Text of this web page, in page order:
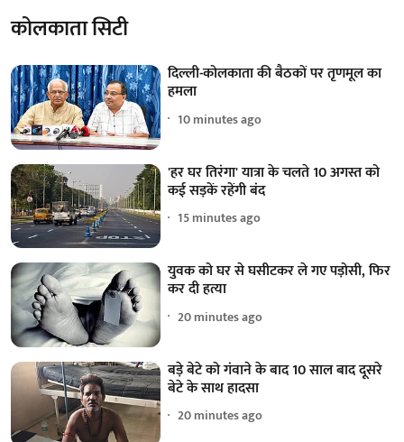
कोलकाता सिटी
दिल्ली-कोलकाता की बैठकों पर तृणमूल का
हमला
10 minutes ago
'हर घर तिरंगा' यात्रा के चलते 10 अगस्त को
कई सड़कें रहेंगी बंद
15 minutes ago
युवक को घर से घसीटकर ले गए पड़ोसी, फिर
कर दी हत्या
20 minutes ago
बड़े बेटे को गंवाने के बाद 10 साल बाद दूसरे
बेटे के साथ हादसा
20 minutes ago